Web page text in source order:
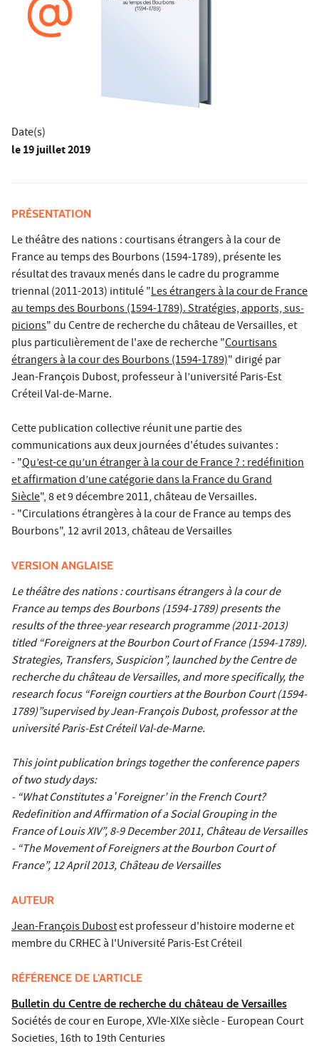
Date(s)
le19 juillet 2019
PRÉSENTATION
Le théâtre des nations : courtisans étrangers à la cour de
France au temps des Bourbons (1594-1789), présente les
résultat des travaux menés dans le cadre du programme
triennal (2011-2013) intitulé "Les étrangers à la cour de France
au temps des Bourbons (1594-1789). Stratégies, apports, sus­
pi­cions" du Centre de recher­che du châ­teau de Versailles, et
plus particulièrement de l'axe de recherche "Courtisans
étrangers à la cour des Bourbons (1594-1789)" dirigé par
Jean-François Dubost, professeur à l’université Paris-Est
Créteil Val-de-Marne.
Cette publication collective réunit une partie des
communications aux deux journées d'études suivantes :
- "Qu’est-ce qu’un étranger à la cour de France ? : redéfinition
et affirmation d’une catégorie dans la France du Grand
Siècle", 8 et 9 décembre 2011, château de Versailles.
- "Circulations étrangères à la cour de France au temps des
Bourbons", 12 avril 2013, château de Versailles
VERSION ANGLAISE
Le théâtre des nations : courtisans étrangers à la cour de
France au temps des Bourbons (1594-1789) presents the
results of the three-year research programme (2011-2013)
titled “Foreigners at the Bourbon Court of France (1594-1789).
Strategies, Transfers, Suspicion”, launched by the Centre de
recher­che du châ­teau de Versailles, and more specifically, the
research focus “Foreign courtiers at the Bourbon Court (1594-
1789)”supervised by Jean-François Dubost, professor at the
université Paris-Est Créteil Val-de-Marne.
This joint publication brings together the conference papers
of two study days:
- “What Constitutes a ‛Foreigner’ in the French Court?
Redefinition and Affirmation of a Social Grouping in the
France of Louis XIV”, 8-9 December 2011, Château de Versailles
- “The Movement of Foreigners at the Bourbon Court of
France”, 12 April 2013, Château de Versailles
AUTEUR
Jean-François Dubostest professeur d'histoire moderne et
membre du CRHEC à l'Université Paris-Est Créteil
RÉFÉRENCE DE L'ARTICLE
Bulletin du Centre de recherche du château de Versailles
Sociétés de cour en Europe, XVIe-XIXe siècle - European Court
Societies, 16th to 19th Centuries